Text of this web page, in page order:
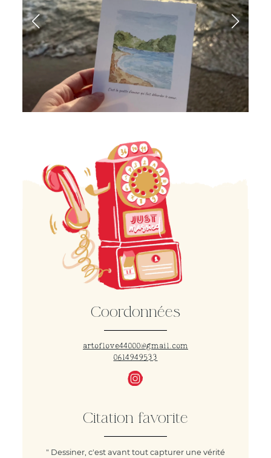
Coordonnées
artoflove44000@gmail.com
0614949533
Citation favorite
" Dessiner, c'est avant tout capturer une vérité